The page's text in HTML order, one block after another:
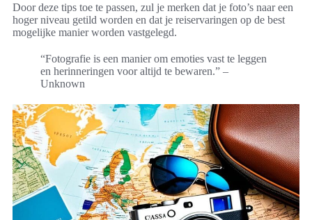
Door deze tips toe te passen, zul je merken dat je foto’s naar een
hoger niveau getild worden en dat je reiservaringen op de best
mogelijke manier worden vastgelegd.
“Fotografie is een manier om emoties vast te leggen
en herinneringen voor altijd te bewaren.” –
Unknown